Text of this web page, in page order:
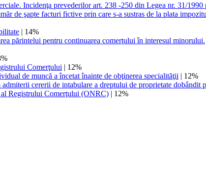
Incidenţa prevederilor art. 238 -250 din Legea nr. 31/
de şapte facturi fictive prin care s-a sustras de la plata
| 14%
părintelui pentru continuarea comerţului în interesul minorului.
Comerţului | 12%
de muncă a încetat înainte de obţinerea specialităţii | 12%
cererii de intabulare a dreptului de proprietate dobândit
Registrului Comerţului (ONRC) | 12%